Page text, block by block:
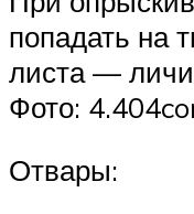
попадать на
листа —
Фото:
Отвары: